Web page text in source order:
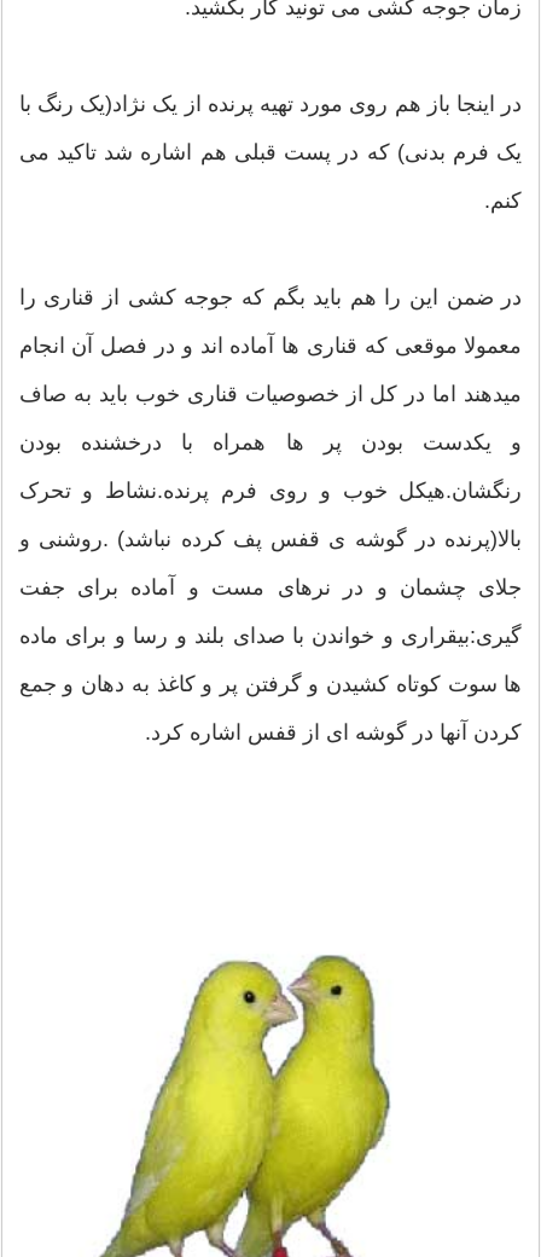
زمان جوجه کشی می تونید کار بکشید.
در اینجا باز هم روی مورد تهیه پرنده از یک نژاد(یک رنگ با
یک فرم بدنی) که در پست قبلی هم اشاره شد تاکید می
کنم.
در ضمن این را هم باید بگم که جوجه کشی از قناری را
معمولا موقعی که قناری ها آماده اند و در فصل آن انجام
میدهند اما در کل از خصوصیات قناری خوب باید به صاف
و یکدست بودن پر ها همراه با درخشنده بودن
رنگشان.هیکل خوب و روی فرم پرنده.نشاط و تحرک
بالا(پرنده در گوشه ی قفس پف کرده نباشد) .روشنی و
جلای چشمان و در نرهای مست و آماده برای جفت
گیری:بیقراری و خواندن با صدای بلند و رسا و برای ماده
ها سوت کوتاه کشیدن و گرفتن پر و کاغذ به دهان و جمع
کردن آنها در گوشه ای از قفس اشاره کرد.